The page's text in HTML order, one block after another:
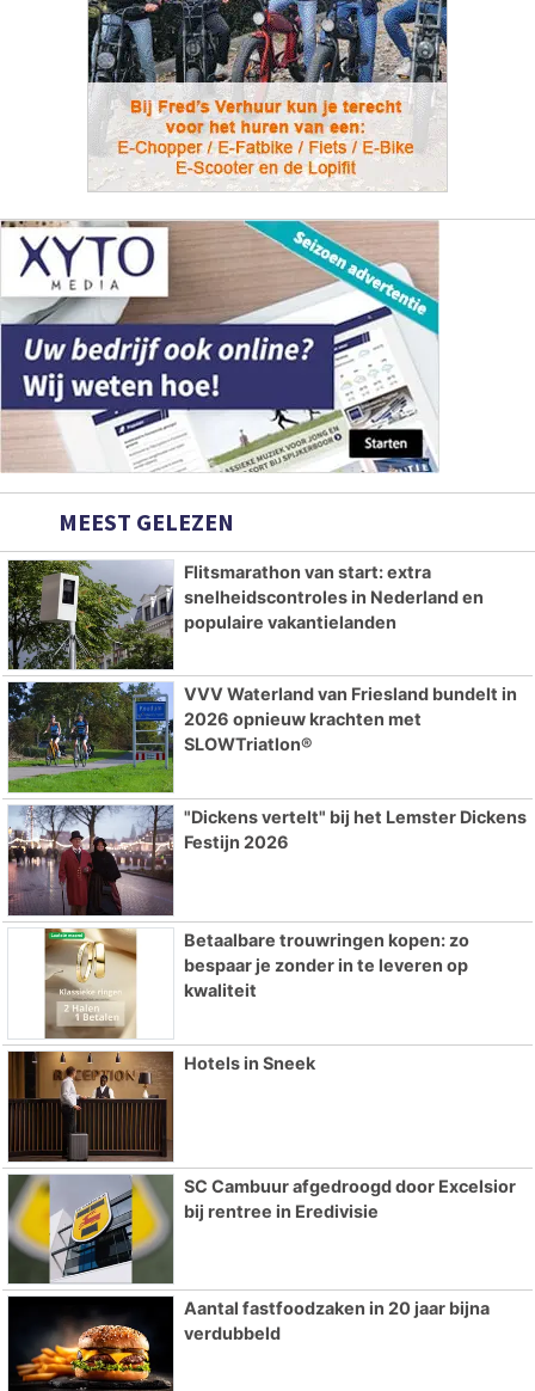
MEEST GELEZEN
Flitsmarathon van start: extra
snelheidscontroles in Nederland en
populaire vakantielanden
VVV Waterland van Friesland bundelt in
2026 opnieuw krachten met
SLOWTriatlon®
"Dickens vertelt" bij het Lemster Dickens
Festijn 2026
Betaalbare trouwringen kopen: zo
bespaar je zonder in te leveren op
kwaliteit
Hotels in Sneek
SC Cambuur afgedroogd door Excelsior
bij rentree in Eredivisie
Aantal fastfoodzaken in 20 jaar bijna
verdubbeld